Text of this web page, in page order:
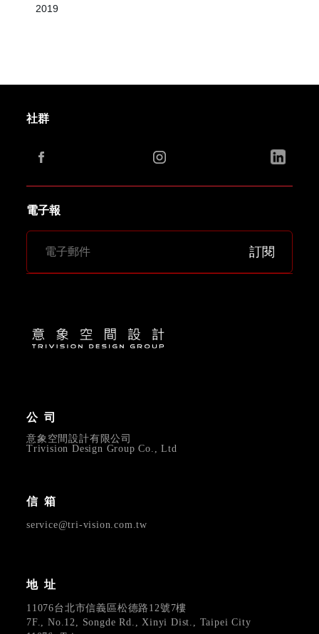
2019
社群
電子報
訂閱
公司
意象空間設計有限公司
Trivision Design Group Co., Ltd
信箱
service@tri-vision.com.tw
地址
11076台北市信義區松德路12號7樓
7F., No.12, Songde Rd., Xinyi Dist., Taipei City